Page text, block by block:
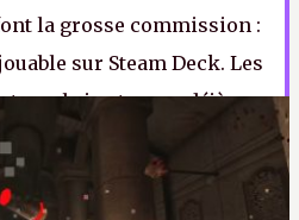
la grosse commission :
sur Steam Deck. Les
que le jeu tourne déjà
machine, et le feu vert
arriver très bientôt.A.